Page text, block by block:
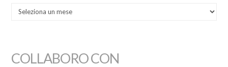
COLLABORO CON